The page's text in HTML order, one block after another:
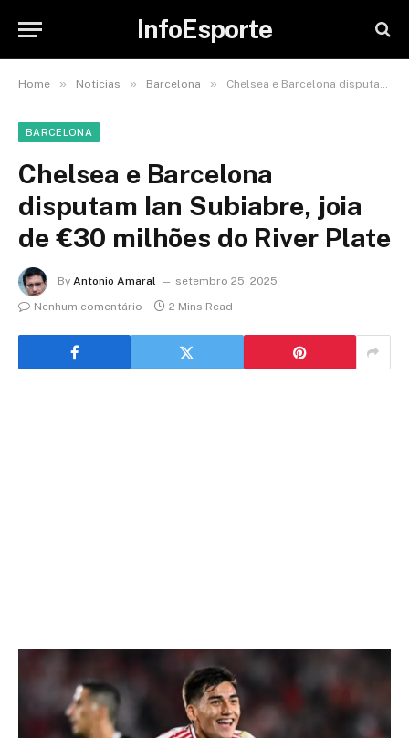
InfoEsporte
Home » Noticias » Barcelona » Chelsea e Barcelona disputam Ian Subiabre, joia de €30 milhões do River Plate
BARCELONA
Chelsea e Barcelona
disputam Ian Subiabre, joia
de €30 milhões do River Plate
By Antonio Amaral
setembro 25, 2025
Nenhum comentário
2 Mins Read